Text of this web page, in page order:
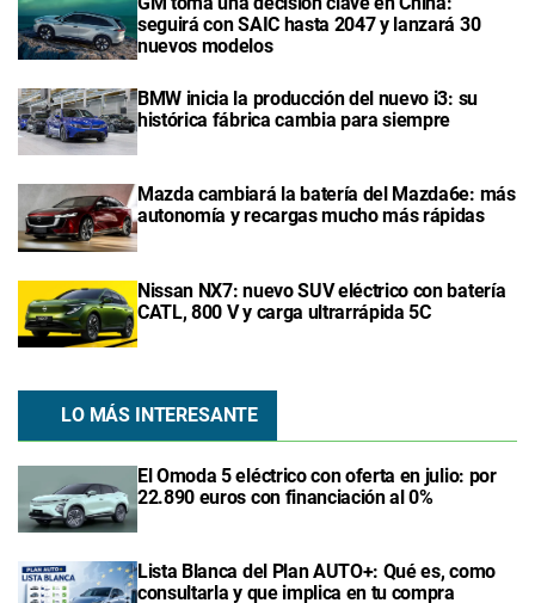
seguirá con SAIC hasta 2047 y lanzará 30
nuevos modelos
BMW inicia la producción del nuevo i3: su
histórica fábrica cambia para siempre
Mazda cambiará la batería del Mazda6e: más
autonomía y recargas mucho más rápidas
Nissan NX7: nuevo SUV eléctrico con batería
CATL, 800 V y carga ultrarrápida 5C
LO MÁS INTERESANTE
El Omoda 5 eléctrico con oferta en julio: por
22.890 euros con financiación al 0%
Lista Blanca del Plan AUTO+: Qué es, como
consultarla y que implica en tu compra